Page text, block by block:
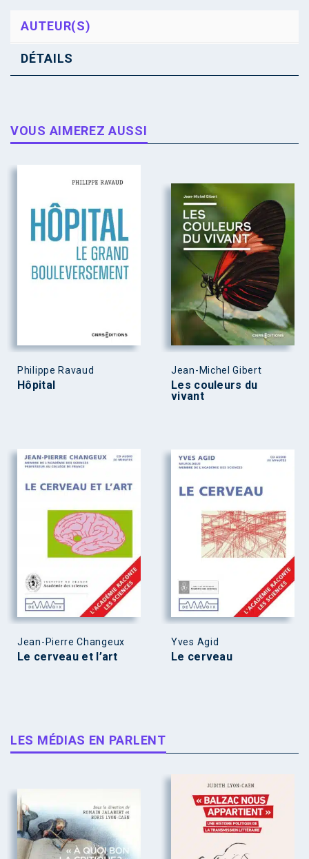
AUTEUR(S)
DÉTAILS
VOUS AIMEREZ AUSSI
Philippe Ravaud
Hôpital
Jean-Michel Gibert
Les couleurs du
vivant
Jean-Pierre Changeux
Le cerveau et l’art
Yves Agid
Le cerveau
LES MÉDIAS EN PARLENT